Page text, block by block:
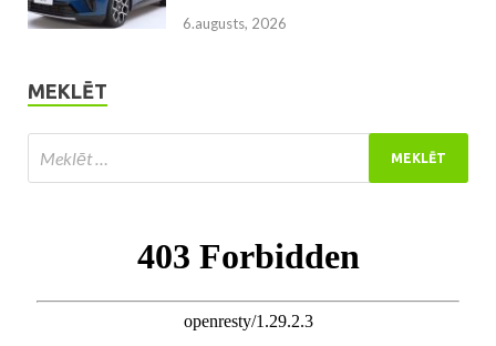
6.augusts, 2026
MEKLĒT